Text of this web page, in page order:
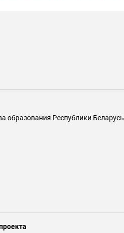
образования Республики Беларусь